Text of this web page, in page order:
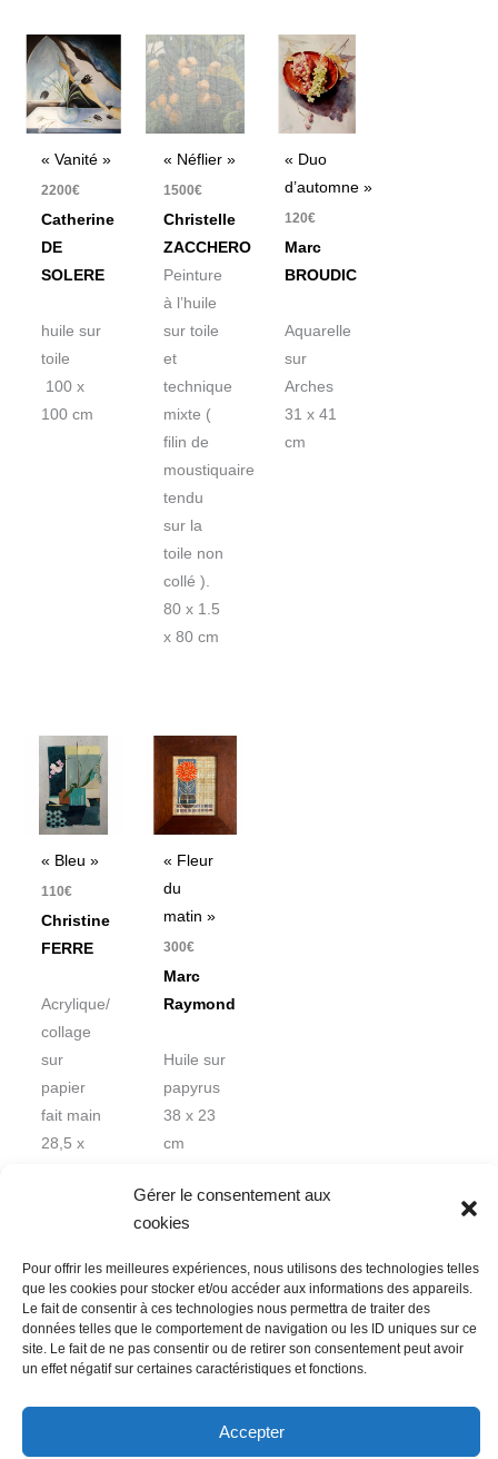
Gérer le consentement aux
cookies
Pour offrir les meilleures expériences, nous utilisons des technologies telles
que les cookies pour stocker et/ou accéder aux informations des appareils.
Le fait de consentir à ces technologies nous permettra de traiter des
données telles que le comportement de navigation ou les ID uniques sur ce
site. Le fait de ne pas consentir ou de retirer son consentement peut avoir
un effet négatif sur certaines caractéristiques et fonctions.
Accepter
« Vanité »
2200€
Catherine
DE
SOLERE
huile sur
toile
100 x
100 cm
« Néflier »
1500€
Christelle
ZACCHERO
Peinture
à l’huile
sur toile
et
technique
mixte (
filin de
moustiquaire
tendu
sur la
toile non
collé ).
80 x 1.5
x 80 cm
« Duo
d’automne »
120€
Marc
BROUDIC
Aquarelle
sur
Arches
31 x 41
cm
« Bleu »
110€
Christine
FERRE
Acrylique/
collage
sur
papier
fait main
28,5 x
« Fleur
du
matin »
300€
Marc
Raymond
Huile sur
papyrus
38 x 23
cm
Nous contacter
Conditions Générales de Ventes
Politique de confidentialité
Mentions légales
Mot de passe perdu
Newsletter Politique de cookies (UE)